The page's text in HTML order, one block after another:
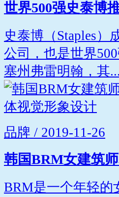
世界500强史泰博
史泰博（Staples）
公司，也是世界
塞州弗雷明翰，其...
品牌 / 2019-11-26
韩国BRM女建筑
BRM是一个年轻的